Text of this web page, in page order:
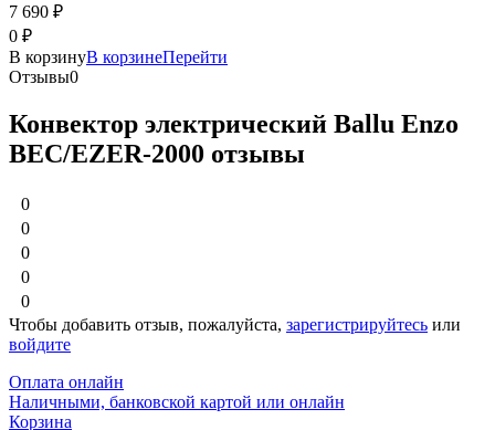
7 690 ₽
0 ₽
В корзинуВ корзинеПерейти
Отзывы0
Конвектор электрический Ballu Enzo
BEC/EZER-2000 отзывы
0
0
0
0
0
Чтобы добавить отзыв, пожалуйста, зарегистрируйтесь или
войдите
Оплата онлайн
Наличными, банковской картой или онлайн
Корзина